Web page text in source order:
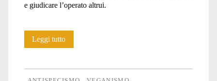
e giudicare l’operato altrui.
Leggi tuttoSe